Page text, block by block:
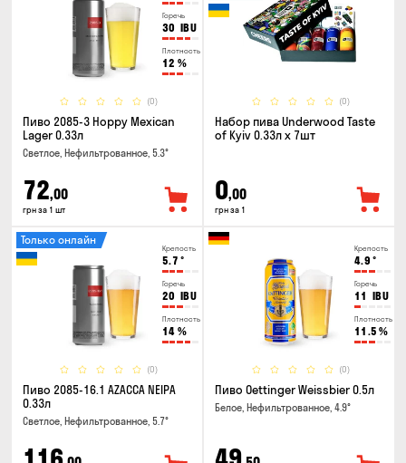
Горечь
30 IBU
Плотность
12 %
(0)
Пиво 2085-3 Hoppy Mexican
Lager 0.33л
Светлое, Нефильтрованное, 5.3°
72,00
грн за 1 шт
(0)
Набор пива Underwood Taste
of Kyiv 0.33л x 7шт
0,00
грн за 1
Крепость
5.7 °
Горечь
20 IBU
Плотность
14 %
(0)
Только онлайн
Пиво 2085-16.1 AZACCA NEIPA
0.33л
Светлое, Нефильтрованное, 5.7°
Крепость
4.9 °
Горечь
11 IBU
Плотность
11.5 %
(0)
Пиво Oettinger Weissbier 0.5л
Белое, Нефильтрованное, 4.9°